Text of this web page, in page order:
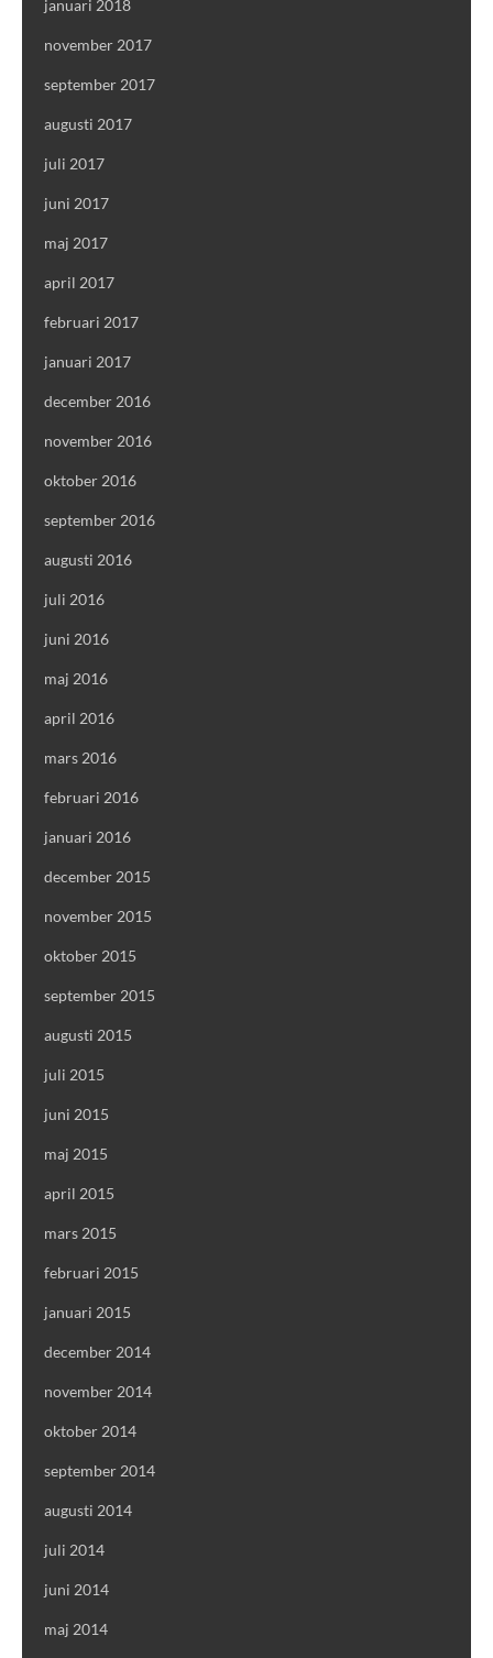
januari 2018
november 2017
september 2017
augusti 2017
juli 2017
juni 2017
maj 2017
april 2017
februari 2017
januari 2017
december 2016
november 2016
oktober 2016
september 2016
augusti 2016
juli 2016
juni 2016
maj 2016
april 2016
mars 2016
februari 2016
januari 2016
december 2015
november 2015
oktober 2015
september 2015
augusti 2015
juli 2015
juni 2015
maj 2015
april 2015
mars 2015
februari 2015
januari 2015
december 2014
november 2014
oktober 2014
september 2014
augusti 2014
juli 2014
juni 2014
maj 2014